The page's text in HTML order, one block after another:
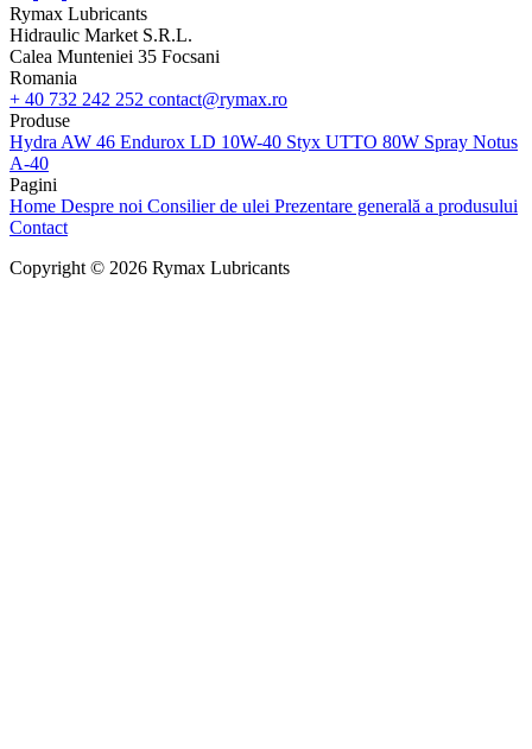
Rymax Lubricants
Hidraulic Market S.R.L.
Calea Munteniei 35 Focsani
Romania
+ 40 732 242 252 contact@rymax.ro
Produse
Hydra AW 46 Endurox LD 10W-40 Styx UTTO 80W Spray Notus
A-40
Pagini
Home Despre noi Consilier de ulei Prezentare generală a produsului
Contact
Copyright © 2026 Rymax Lubricants